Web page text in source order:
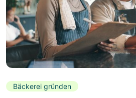
Bäckerei gründen